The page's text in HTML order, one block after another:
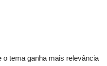
tema ganha mais relevância